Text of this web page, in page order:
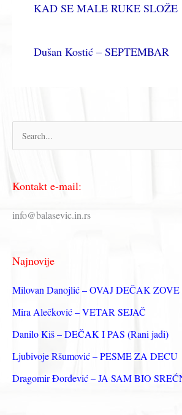
KAD SE MALE RUKE SLOŽE
Dušan Kostić – SEPTEMBAR
р
т
р
а
з
а
Kontakt e-mail:
info@balasevic.in.rs
Najnovije
Milovan Danojlić – OVAJ DEČAK ZOVE
Mira Alečković – VETAR SEJAČ
Danilo Kiš – DEČAK I PAS (Rani jadi)
Ljubivoje Ršumović – PESME ZA DECU
Dragomir Đorđević – JA SAM BIO